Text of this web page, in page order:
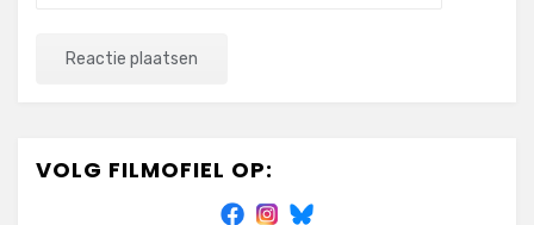
VOLG FILMOFIEL OP: